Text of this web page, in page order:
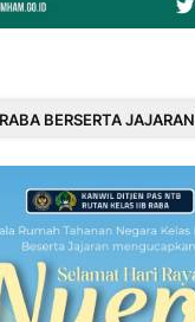
BERSERTA JAJARAN